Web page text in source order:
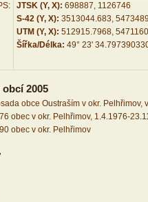
JTSK (Y, X): 698887, 1126746
S-42 (Y, X): 3513044.683,
UTM (Y, X): 512915.7968,
Šířka/Délka: 49° 23'
2005
obce Oustraším v okr. Pelhřimov,
obec v okr. Pelhřimov, 1.4.1976-
obec v okr. Pelhřimov